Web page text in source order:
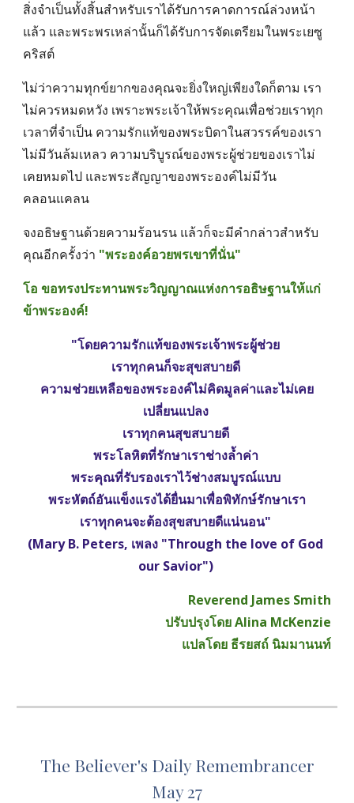
สิ่งจำเป็นทั้งสิ้นสำหรับเราได้รับการคาดการณ์ล่วงหน้า
แล้ว และพระพรเหล่านั้นก็ได้รับการจัดเตรียมในพระเยซู
คริสต์
ไม่ว่าความทุกข์ยากของคุณจะยิ่งใหญ่เพียงใดก็ตาม เรา
ไม่ควรหมดหวัง เพราะพระเจ้าให้พระคุณเพื่อช่วยเราทุก
เวลาที่จำเป็น ความรักแท้ของพระบิดาในสวรรค์ของเรา
ไม่มีวันล้มเหลว ความบริบูรณ์ของพระผู้ช่วยของเราไม่
เคยหมดไป และพระสัญญาของพระองค์ไม่มีวัน
คลอนแคลน
จงอธิษฐานด้วยความร้อนรน แล้วก็จะมีคำกล่าวสำหรับ
คุณอีกครั้งว่า "พระองค์อวยพรเขาที่นั่น"
โอ ขอทรงประทานพระวิญญาณแห่งการอธิษฐานให้แก่
ข้าพระองค์!
"โดยความรักแท้ของพระเจ้าพระผู้ช่วย
เราทุกคนก็จะสุขสบายดี
ความช่วยเหลือของพระองค์ไม่คิดมูลค่าและไม่เคย
เปลี่ยนแปลง
เราทุกคนสุขสบายดี
พระโลหิตที่รักษาเราช่างล้ำค่า
พระคุณที่รับรองเราไว้ช่างสมบูรณ์แบบ
พระหัตถ์อันแข็งแรงได้ยื่นมาเพื่อพิทักษ์รักษาเรา
เราทุกคนจะต้องสุขสบายดีแน่นอน"
(Mary B. Peters, เพลง "Through the love of God
our Savior")
Reverend James Smith
ปรับปรุงโดย Alina McKenzie
แปลโดย ธีรยสถ์ นิมมานนท์
The Believer's Daily Remembrancer
May 27